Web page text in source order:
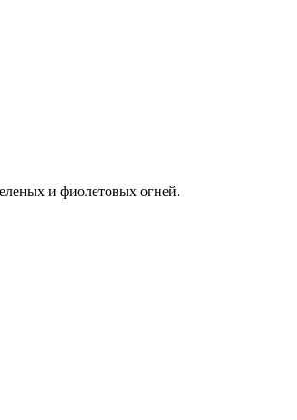
и фиолетовых огней.